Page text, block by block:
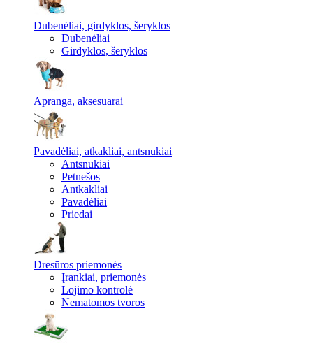
Dubenėliai, girdyklos, šeryklos
Dubenėliai
Girdyklos, šeryklos
Apranga, aksesuarai
Pavadėliai, atkakliai, antsnukiai
Antsnukiai
Petnešos
Antkakliai
Pavadėliai
Priedai
Dresūros priemonės
Įrankiai, priemonės
Lojimo kontrolė
Nematomos tvoros